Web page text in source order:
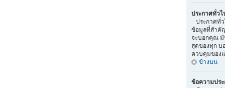
ประกาศทั่วไ
ประกาศทั่
ข้อมูลที่สำคั
จะบอกคุณ มั
สุดของทุก บ
ควบคุมของ
ข้างบน
ข้อความประ